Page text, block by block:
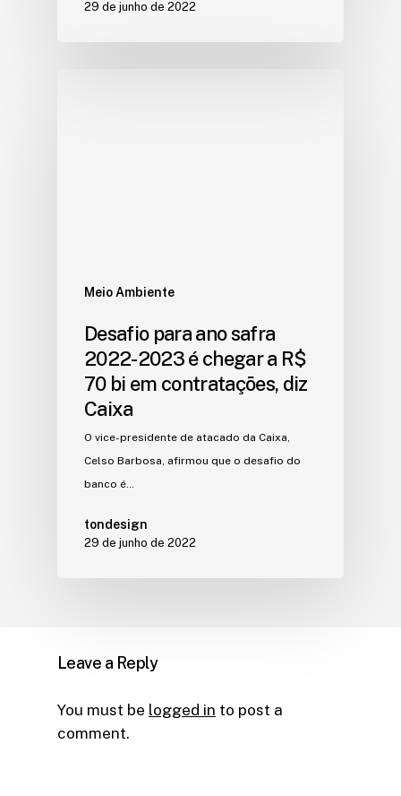
29 de junho de 2022
Meio Ambiente
Desafio para ano safra
2022-2023 é chegar a R$
70 bi em contratações, diz
Caixa
O vice-presidente de atacado da Caixa,
Celso Barbosa, afirmou que o desafio do
banco é…
tondesign
29 de junho de 2022
Leave a Reply
You must be logged in to post a
comment.